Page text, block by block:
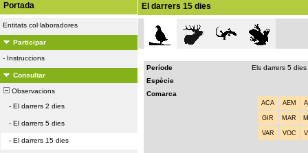
Portada
Entitats col·laboradores
Participar
- Instruccions
Consultar
Observacions
- El darrers 2 dies
- El darrers 5 dies
- El darrers 15 dies
El darrers 15 dies
Període
Els darrers 5 dies
Espècie
Comarca
ACA AEM
GIR MAR
VAR VOC